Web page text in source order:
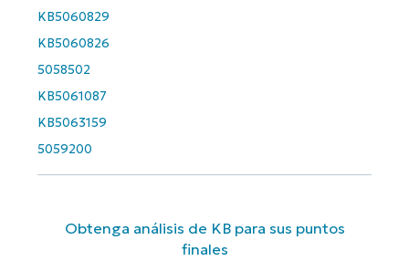
KB5060829
KB5060826
5058502
KB5061087
KB5063159
5059200
Obtenga análisis de KB para sus puntos
finales
datos personales serán tratados de acuerdo con el
en cualquier momento.